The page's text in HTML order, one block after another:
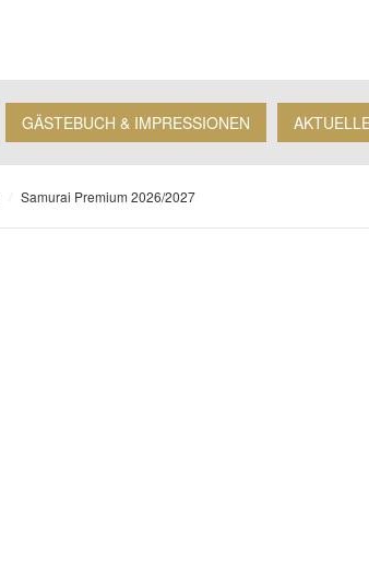
GÄSTEBUCH & IMPRESSIONEN
Samurai Premium 2026/2027